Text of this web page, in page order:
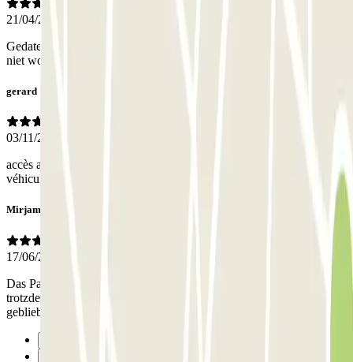
21/04/2026
Gedateerde garage met zeer krappe plekken en vervuilde lift, die
niet worft schoongemaakt
gerard
03/11/2025
accès aux niveaux supérieurs et inférieurs n est pas simple avec un
véhicule 7 places
Mirjam
17/06/2025
Das Parkhaus ist ein Totalausfall! Vorab -Buchung bezahlt, Einfahrt
trotzdem nicht möglich, spontan Ticket gelöst, im Fahrstuhl stecken
geblieben, kein Personal - schlimmer geht nicht!!!